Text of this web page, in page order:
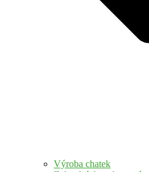
Výroba chatek